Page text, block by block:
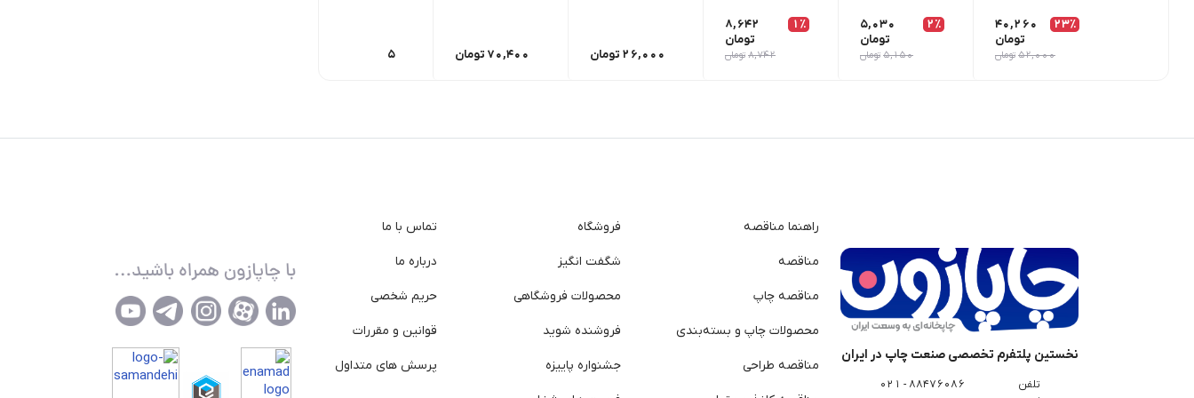
23٪
40,260
تومان
52,000 تومان
2٪
5,030
تومان
5,150 تومان
1٪
8,642
تومان
8,742 تومان 26,000 تومان 70,400 تومان 11,275
نخستین پلتفرم تخصصی صنعت چاپ در ایران
تلفن
88476086 - 021
راهنما مناقصه
مناقصه
مناقصه چاپ
محصولات چاپ و بسته‌بندی
مناقصه طراحی
فروشگاه
شگفت انگیز
محصولات فروشگاهی
فروشنده شوید
جشنواره پاییزه
تماس با ما
درباره ما
حریم شخصی
قوانین و مقررات
پرسش های متداول